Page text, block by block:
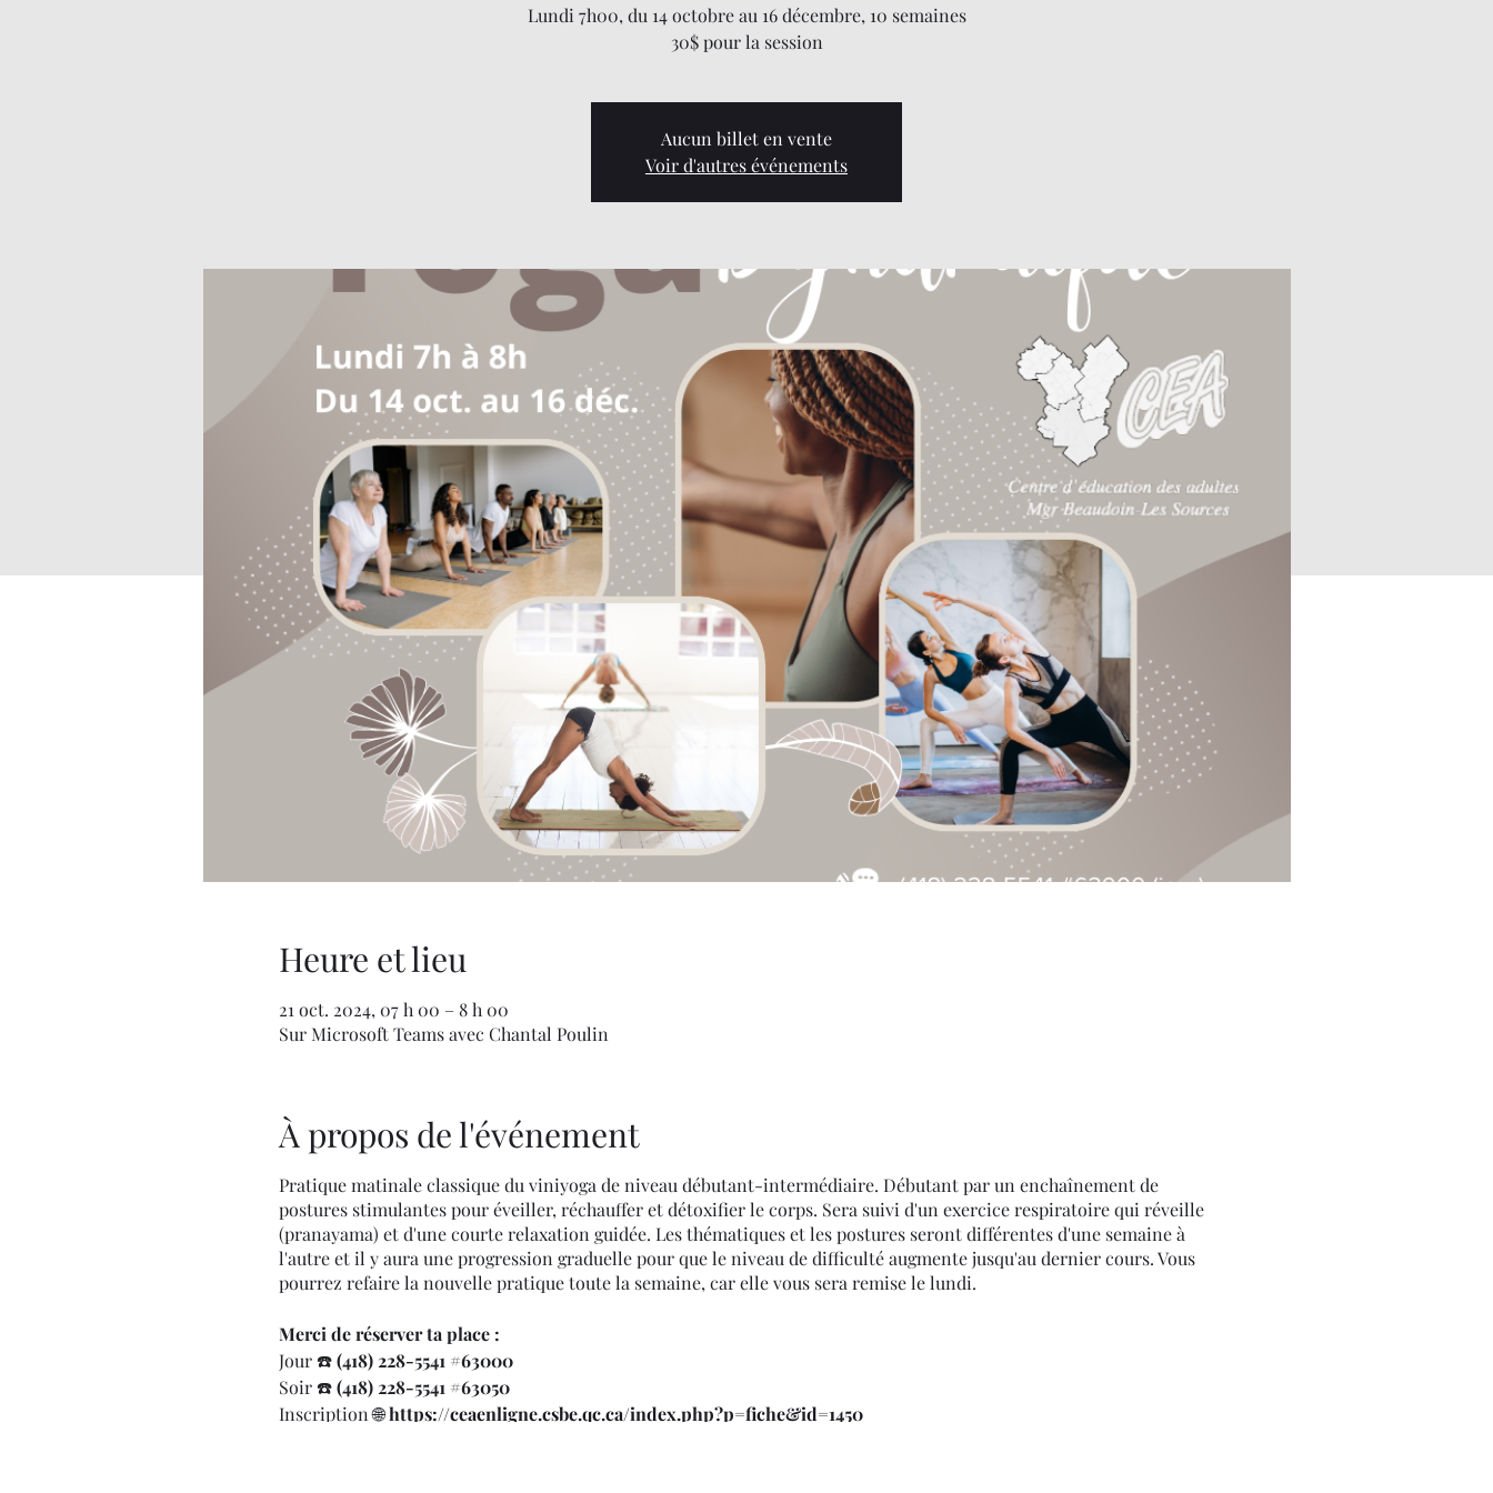
Lundi 7h00, du 14 octobre au 16 décembre, 10 semaines
30$ pour la session
Aucun billet en vente
Voir d'autres événements
Heure et lieu
21 oct. 2024, 07 h 00 – 8 h 00
Sur Microsoft Teams avec Chantal Poulin
À propos de l'événement
Pratique matinale classique du viniyoga de niveau débutant-intermédiaire. Débutant par un enchaînement de
postures stimulantes pour éveiller, réchauffer et détoxifier le corps. Sera suivi d'un exercice respiratoire qui réveille
(pranayama) et d'une courte relaxation guidée. Les thématiques et les postures seront différentes d'une semaine à
l'autre et il y aura une progression graduelle pour que le niveau de difficulté augmente jusqu'au dernier cours. Vous
pourrez refaire la nouvelle pratique toute la semaine, car elle vous sera remise le lundi.
Merci de réserver ta place :
Jour ☎️(418) 228-5541 #63000
Soir ☎️(418) 228-5541 #63050
Inscription 🌐https://ceaenligne.csbe.qc.ca/index.php?p=fiche&id=1450